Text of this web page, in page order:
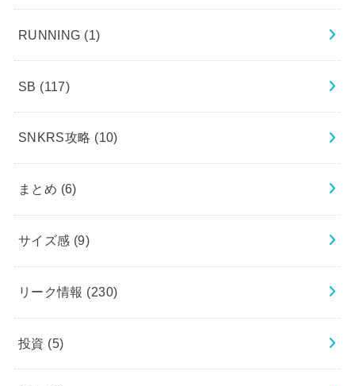
RUNNING (1)
SB (117)
SNKRS攻略 (10)
まとめ (6)
サイズ感 (9)
リーク情報 (230)
投資 (5)